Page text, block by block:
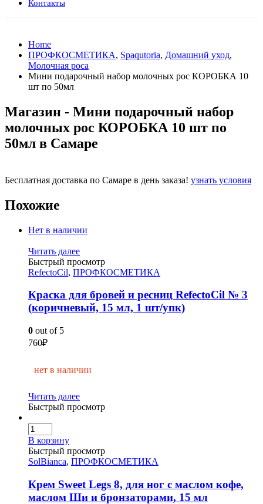
Контакты
Home
ПРОФКОСМЕТИКА, Spaqutoria, Домашний уход,
Молочная роса
Мини подарочный набор молочных рос КОРОБКА 10
шт по 50мл
Магазин - Мини подарочный набор
молочных рос КОРОБКА 10 шт по
50мл в Самаре
Бесплатная доставка по Самаре в день заказа! узнать условия
Похожие
Нет в наличии
Читать далее
Быстрый просмотр
RefectoCil, ПРОФКОСМЕТИКА
Краска для бровей и ресниц RefectoCil № 3
(коричневый, 15 мл, 1 шт/упк)
0 out of 5
760₽
нет в наличии
Читать далее
Быстрый просмотр
В корзину
Быстрый просмотр
SolBianca, ПРОФКОСМЕТИКА
Крем Sweet Legs 8, для ног с маслом кофе,
маслом Ши и бронзаторами, 15 мл